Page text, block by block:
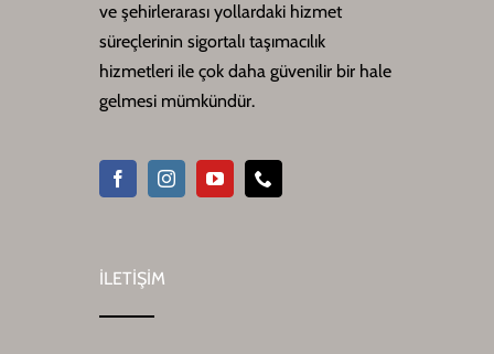
ve şehirlerarası yollardaki hizmet
süreçlerinin sigortalı taşımacılık
hizmetleri ile çok daha güvenilir bir hale
gelmesi mümkündür.
İLETİŞİM